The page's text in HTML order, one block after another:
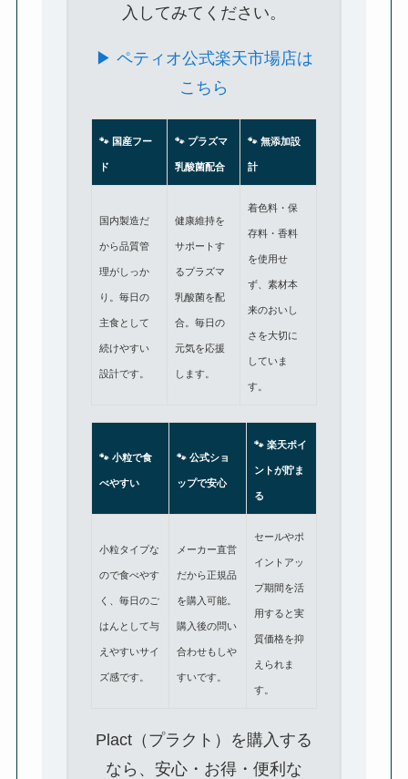
入してみてください。
▶ ペティオ公式楽天市場店は
こちら
🐾 国産フー
ド
🐾 プラズマ
乳酸菌配合
🐾 無添加設
計
国内製造だ
から品質管
理がしっか
り。毎日の
主食として
続けやすい
設計です。
健康維持を
サポートす
るプラズマ
乳酸菌を配
合。毎日の
元気を応援
します。
着色料・保
存料・香料
を使用せ
ず、素材本
来のおいし
さを大切に
していま
す。
🐾 小粒で食
べやすい
🐾 公式ショ
ップで安心
🐾 楽天ポイ
ントが貯ま
る
小粒タイプな
ので食べやす
く、毎日のご
はんとして与
えやすいサイ
ズ感です。
メーカー直営
だから正規品
を購入可能。
購入後の問い
合わせもしや
すいです。
セールやポ
イントアッ
プ期間を活
用すると実
質価格を抑
えられま
す。
Plact（プラクト）を購入する
なら、安心・お得・便利な